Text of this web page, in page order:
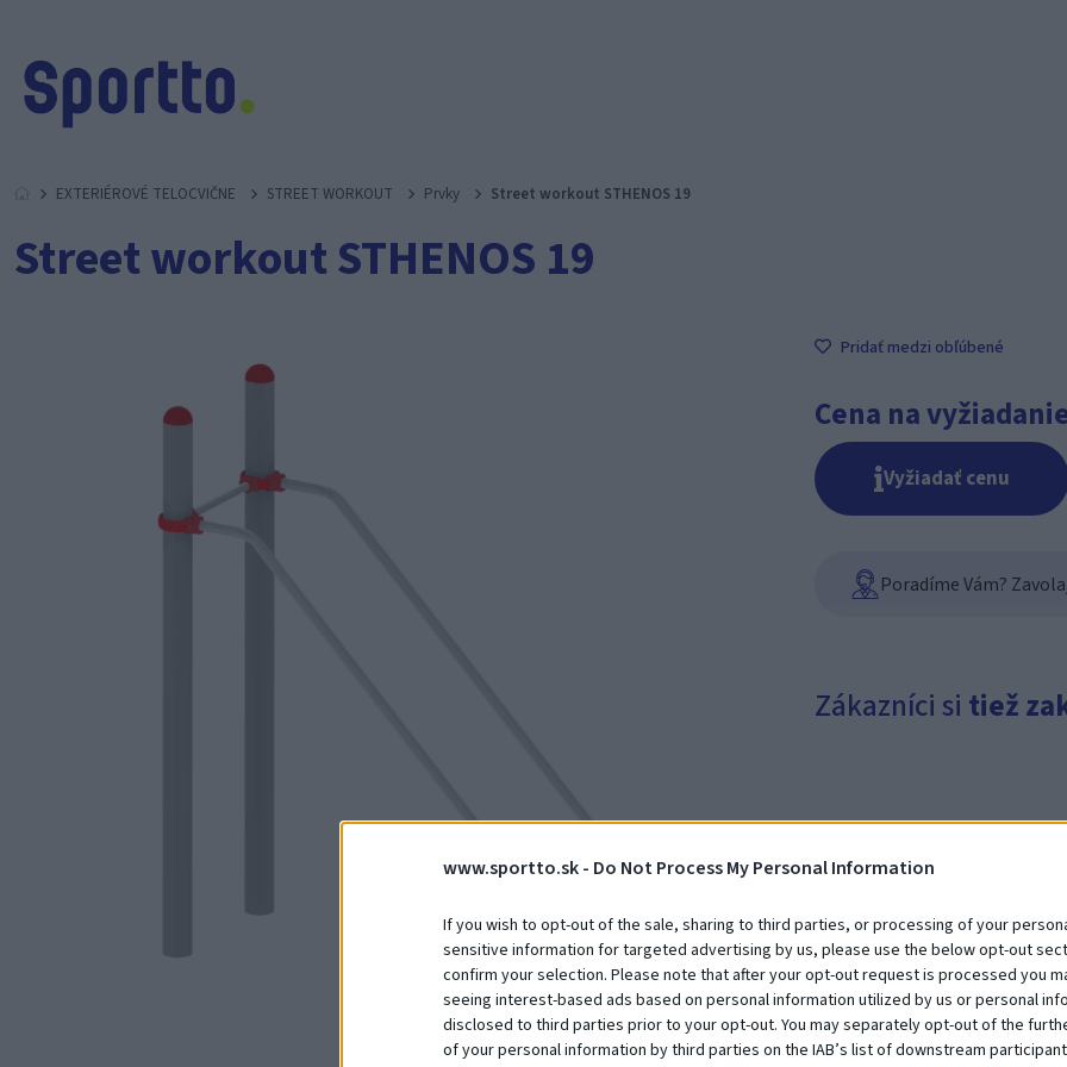
www.sportto.sk - Do Not Process My Personal Information
If you wish to opt-out of the sale, sharing to third parties, or processing of your
sensitive information for targeted advertising by us, please use the below opt-out
confirm your selection. Please note that after your opt-out request is processed you
seeing interest-based ads based on personal information utilized by us or personal
disclosed to third parties prior to your opt-out. You may separately opt-out of the
of your personal information by third parties on the IAB’s list of downstream
EXTERIÉROVÉ TELOCVIČNE STREET WORKOUT Prvky Street workout STHENOS 19
Street workout STHENOS 19
Pridať medzi obľúbené
Cena na
Vyžiadať cenu
Poradíme Vám?
Zákazníci si tiež
Debna 1000 x 1000 x 900
Na dopyt